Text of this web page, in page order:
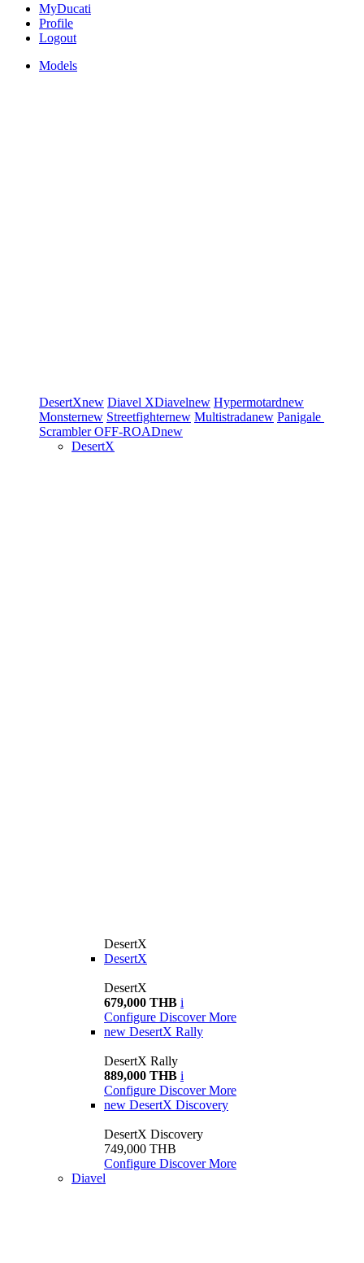
MyDucati
Profile
Logout
Models
DesertXnew Diavel XDiavelnew Hypermotardnew
Monsternew Streetfighternew Multistradanew Panigale
ScramblerOFF-ROADnew
DesertX
DesertX
DesertX
DesertX
679,000 THB i
Configure Discover More
new DesertX Rally
DesertX Rally
889,000 THB i
Configure Discover More
new DesertX Discovery
DesertX Discovery
749,000 THB
Configure Discover More
Diavel